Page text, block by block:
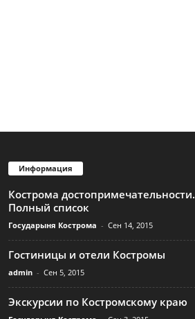
Информация
Кострома достопримечательности.
Полный список
Государыня Кострома - Сен 14, 2015
Гостиницы и отели Костромы
admin - Сен 5, 2015
Экскурсии по Костромскому краю